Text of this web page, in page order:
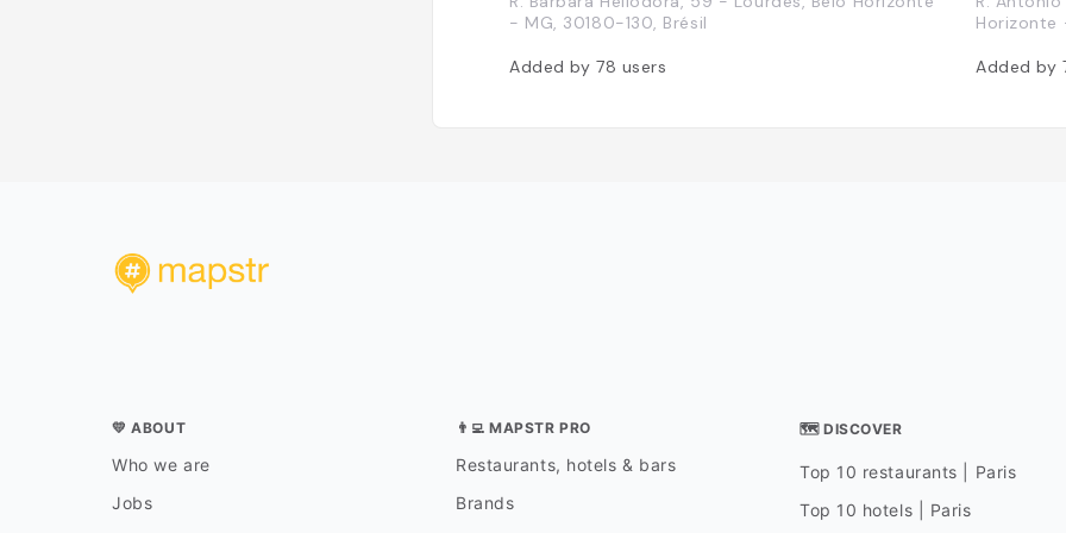
- MG, 30180-130, Brésil
Added by 78 users
Horizonte
Added by
💛 ABOUT
Who we are
Jobs
👨‍💻 MAPSTR PRO
Restaurants, hotels & bars
Brands
🗺 DISCOVER
Top 10 restaurants | Paris
Top 10 hotels | Paris